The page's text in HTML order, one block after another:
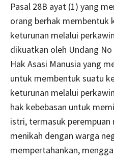
Pasal 28B ayat (1) yang
orang berhak membentuk
keturunan melalui
dikuatkan oleh Undang
Hak Asasi Manusia yang
untuk membentuk suatu
keturunan melalui
hak kebebasan untuk
istri, termasuk
menikah dengan warga
mempertahankan,